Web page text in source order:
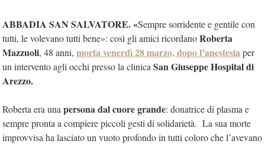
ABBADIA SAN SALVATORE. «Sempre sorridente e gentile con
tutti, le volevano tutti bene»: così gli amici ricordanoRoberta
Mazzuoli, 48 anni, morta venerdì 28 marzo, dopo l’anestesiaper
un intervento agli occhi presso la clinica San Giuseppe Hospital di
Arezzo.
Roberta era una persona dal cuore grande: donatrice di plasma e
sempre pronta a compiere piccoli gesti di solidarietà. La sua morte
improvvisa ha lasciato un vuoto profondo in tutti coloro che l’avevano